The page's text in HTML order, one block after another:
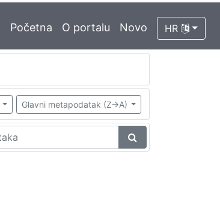
Početna O portalu Novo HR
Glavni metapodatak (Z->A)